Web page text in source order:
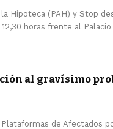
Hipoteca (PAH) y Stop
horas frente al Palacio
al gravísimo
de Afectados